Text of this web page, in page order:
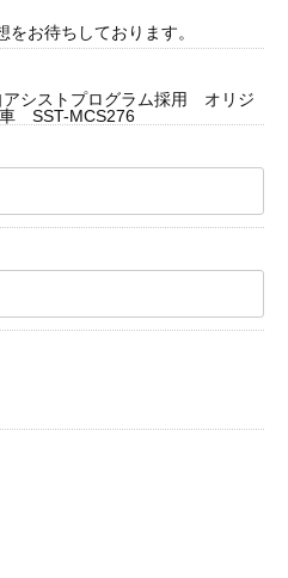
お待ちしております。
アシストプログラム採用 オリジ
車 SST-MCS276